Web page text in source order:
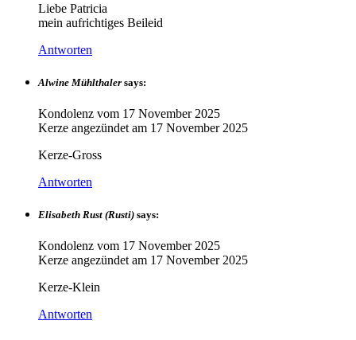
Liebe Patricia
mein aufrichtiges Beileid
Antworten
Alwine Mühlthaler says:
Kondolenz vom 17 November 2025
Kerze angezündet am 17 November 2025
Kerze-Gross
Antworten
Elisabeth Rust (Rusti) says:
Kondolenz vom 17 November 2025
Kerze angezündet am 17 November 2025
Kerze-Klein
Antworten